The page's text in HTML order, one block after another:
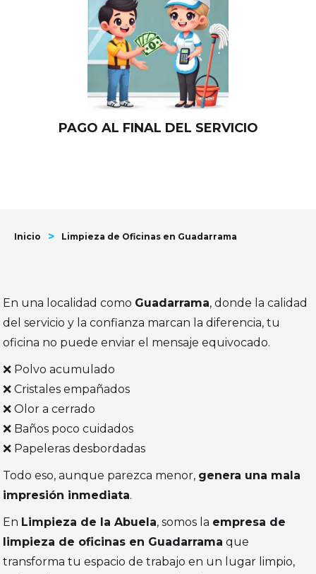
PAGO AL FINAL DEL SERVICIO
Inicio > Limpieza de Oficinas en Guadarrama
En una localidad como Guadarrama, donde la calidad
del servicio y la confianza marcan la diferencia, tu
oficina no puede enviar el mensaje equivocado.
❌ Polvo acumulado
❌ Cristales empañados
❌ Olor a cerrado
❌ Baños poco cuidados
❌ Papeleras desbordadas
Todo eso, aunque parezca menor, genera una mala
impresión inmediata.
En Limpieza de la Abuela, somos la empresa de
limpieza de oficinas en Guadarrama que
transforma tu espacio de trabajo en un lugar limpio,